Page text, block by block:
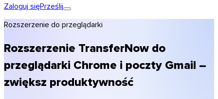
Przejdź na Premium
Przejdź na Team
Ceny
Fotografowie
Zaloguj sięPrześlij
Rozszerzenie do przeglądarki
Rozszerzenie TransferNow do
przeglądarki Chrome i poczty Gmail –
zwiększ produktywność